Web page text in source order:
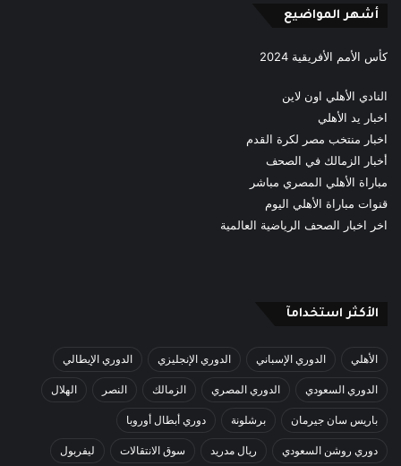
أشهر المواضيع
كأس الأمم الأفريقية 2024
النادي الأهلي اون لاين
اخبار يد الأهلي
اخبار منتخب مصر لكرة القدم
أخبار الزمالك في الصحف
مباراة الأهلي المصري مباشر
قنوات مباراة الأهلي اليوم
اخر اخبار الصحف الرياضية العالمية
الأكثر استخدامآ
الأهلي الدوري الإسباني الدوري الإنجليزي الدوري الإيطالي
الدوري السعودي الدوري المصري الزمالك النصر الهلال
باريس سان جيرمان برشلونة دوري أبطال أوروبا
دوري روشن السعودي ريال مدريد سوق الانتقالات ليفربول